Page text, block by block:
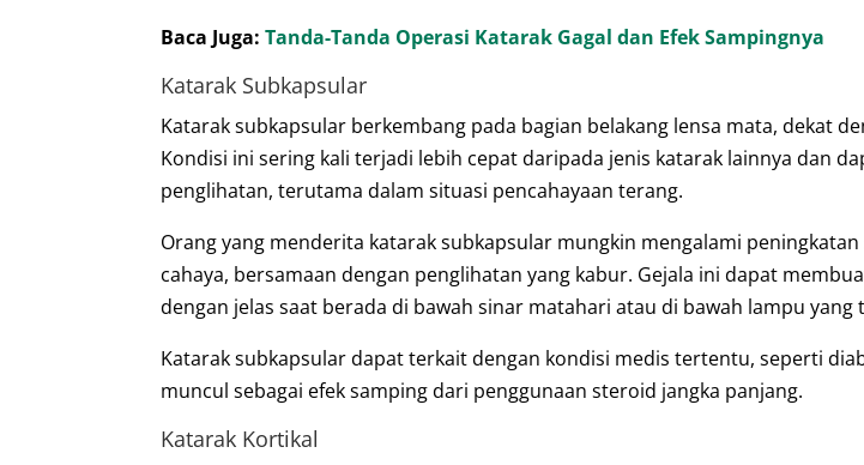
Baca Juga:Tanda-Tanda Operasi Katarak Gagal dan Efek Sampingnya
Katarak Subkapsular
Katarak subkapsular berkembang pada bagian belakang lensa mata, dekat
Kondisi ini sering kali terjadi lebih cepat daripada jenis katarak lainnya dan
penglihatan, terutama dalam situasi pencahayaan terang.
Orang yang menderita katarak subkapsular mungkin mengalami
cahaya, bersamaan dengan penglihatan yang kabur. Gejala ini dapat
dengan jelas saat berada di bawah sinar matahari atau di bawah lampu yang
Katarak subkapsular dapat terkait dengan kondisi medis tertentu, seperti
muncul sebagai efek samping dari penggunaan steroid jangka panjang.
Katarak Kortikal